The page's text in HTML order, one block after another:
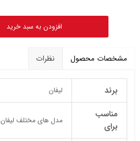
افزودن به سبد خرید
مشخصات محصول نظرات
برند لیفان
مناسب
برای
مدل های مختلف لیفان X50